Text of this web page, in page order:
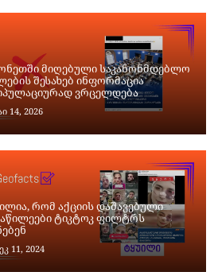
მიღებული საკანონმდებლო
შესახებ ინფორმაცია
ვრცელდება
14, 2026
რომ აქციის დაშავებული
ტიკტოკ ფილტრს
11, 2024